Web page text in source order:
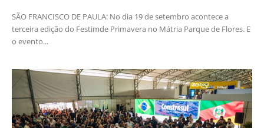
SÃO FRANCISCO DE PAULA: No dia 19 de setembro acontece a
terceira edição do Festimde Primavera no Mátria Parque de Flores. E
o evento...